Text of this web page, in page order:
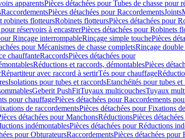
apparentsPièces détachées pour Tubes de chasse pour
RaccordementsPièces détachées pour RaccordementsJoints
robinets flotteursRobinets flotteursPièces détachées pour
réservoirs à encastrerPièces détachées pour Robinets
Rinçage interrompableRinçage simple touchePièces
pour Mécanismes de chasse completsRinçage
chauffanteRaccordsPièces détachées pour
Réductions et raccords, démontablesPièces
Répartiteur avec raccord à sertirTés pour chauffage
Isolations pour tubes et raccordsEtanchéités pour tubes et
Geberit PushFitTuyaux multicouchesTuyaux
pour chauffagePièces détachées pour Raccordements
de raccordementsPièces détachées pour Fixations
détachées pour ManchonsRéductionsPièces
indémontablesPièces détachées pour Réductions
pour ObturateursRaccordementsPièces détachées pour